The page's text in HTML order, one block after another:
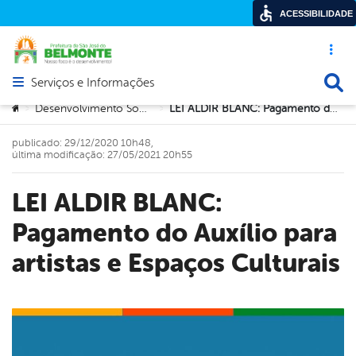
Acesso
Abrir menu principal de navegação
Serviços e Informações
Você está aqui:
> Desenvolvimento Social e Cidadania > LEI ALDIR BLANC: Pagamento do Auxílio para artistas e Espaços Culturais
LEI ALDIR BLANC:
Pagamento do Auxílio para
artistas e Espaços Culturais
publicado: 29/12/2020 10h48,
última modificação: 27/05/2021 20h55
ACESSIBILIDADE